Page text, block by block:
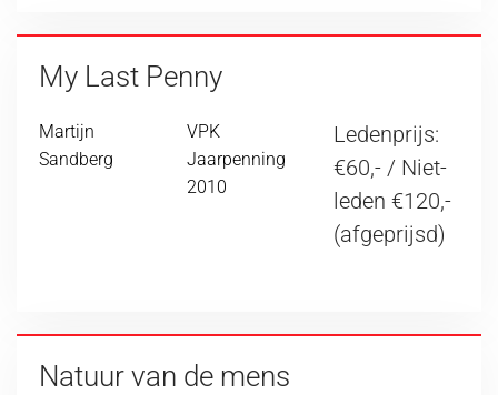
My Last Penny
Martijn
Sandberg
VPK
Jaarpenning
2010
Ledenprijs:
€60,- / Niet-
leden €120,-
(afgeprijsd)
Natuur van de mens